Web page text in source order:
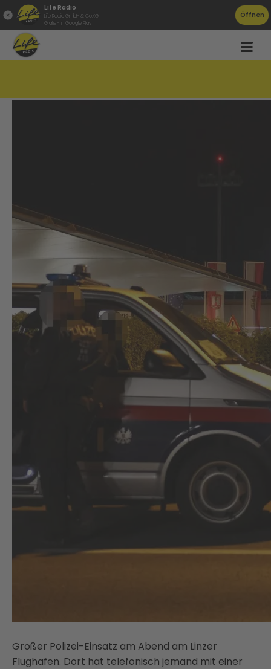
Life Radio
Life Radio GmbH & Co.KG
Gratis - in Google Play
Öffnen
Großer Polizei-Einsatz am Abend am Linzer
Flughafen. Dort hat telefonisch jemand mit einer